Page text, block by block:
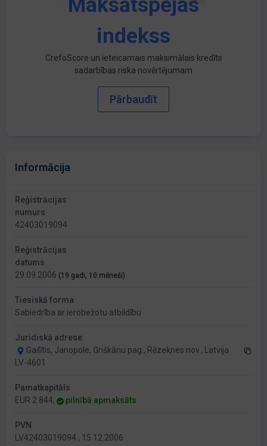
Maksātspējas
indekss
CrefoScore un ieteicamais maksimālais kredīts
sadarbības riska novērtējumam
Pārbaudīt
Informācija
Reģistrācijas
numurs
42403019094
Reģistrācijas
datums
29.09.2006 (19 gadi, 10 mēneši)
Tiesiskā forma
Sabiedrība ar ierobežotu atbildību
Juridiskā adrese
Gailītis, Janopole, Griškānu pag., Rēzeknes nov., Latvija
LV-4601
Pamatkapitāls
EUR 2 844,
pilnībā apmaksāts
PVN
LV42403019094 , 15.12.2006